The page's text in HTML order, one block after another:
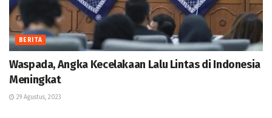
BERITA
Waspada, Angka Kecelakaan Lalu Lintas di Indonesia
Meningkat
29 Agustus, 2023